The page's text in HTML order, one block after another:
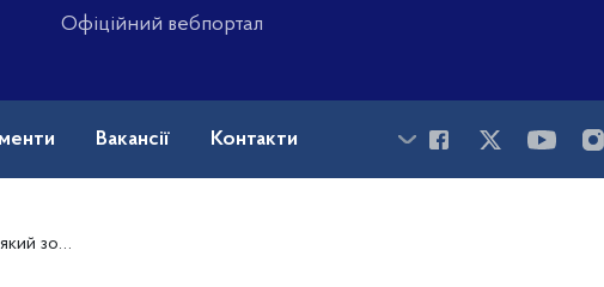
Офіційний вебпортал
Вакансії Контакти
на фото